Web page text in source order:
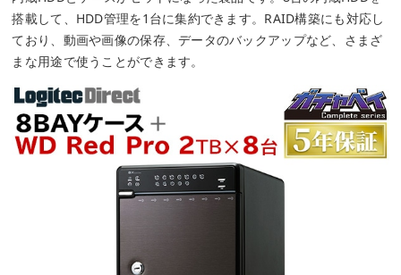
搭載して、HDD管理を1台に集約できます。RAID構築にも対応し
ており、動画や画像の保存、データのバックアップなど、さまざ
まな用途で使うことができます。